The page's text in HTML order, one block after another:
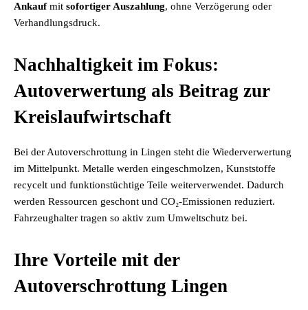
Ankaufmit sofortiger Auszahlung, ohne Verzögerung oder
Verhandlungsdruck.
Nachhaltigkeit im Fokus:
Autoverwertung als Beitrag zur
Kreislaufwirtschaft
Bei der Autoverschrottung in Lingen steht die Wiederverwertung
im Mittelpunkt. Metalle werden eingeschmolzen, Kunststoffe
recycelt und funktionstüchtige Teile weiterverwendet. Dadurch
werden Ressourcen geschont und CO₂-Emissionen reduziert.
Fahrzeughalter tragen so aktiv zum Umweltschutz bei.
Ihre Vorteile mit der
Autoverschrottung Lingen